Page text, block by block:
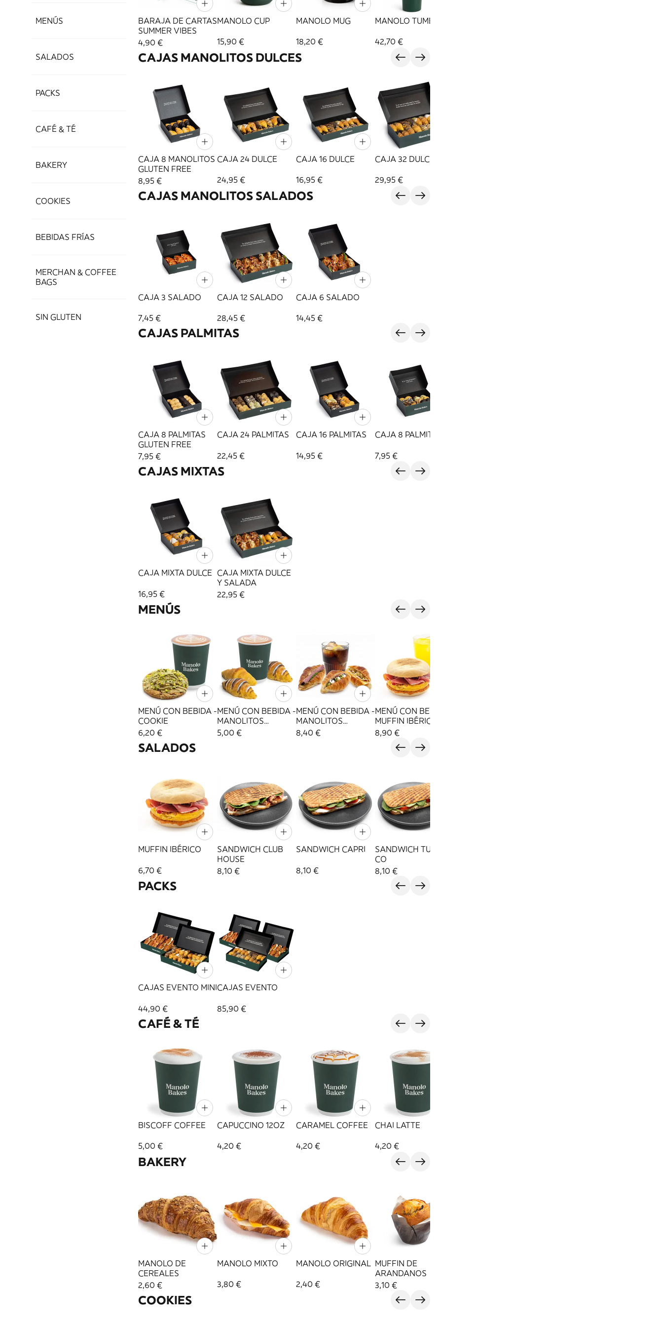
MENÚS
SALADOS
PACKS
CAFÉ & TÉ
BAKERY
COOKIES
BEBIDAS FRÍAS
MERCHAN & COFFEE
BAGS
SIN GLUTEN
BARAJA DE CARTAS
SUMMER VIBES
4,90 €
MANOLO CUP
15,90 €
MANOLO MUG
18,20 €
MANOLO TUMBLER
42,70 €
CAJAS MANOLITOS DULCES
CAJA 8 MANOLITOS
GLUTEN FREE
8,95 €
CAJA 24 DULCE
24,95 €
CAJA 16 DULCE
16,95 €
CAJA 32 DULCE
29,95 €
CAJAS MANOLITOS SALADOS
CAJA 3 SALADO
7,45 €
CAJA 12 SALADO
28,45 €
CAJA 6 SALADO
14,45 €
CAJAS PALMITAS
CAJA 8 PALMITAS
GLUTEN FREE
7,95 €
CAJA 24 PALMITAS
22,45 €
CAJA 16 PALMITAS
14,95 €
CAJA 8 PALMITAS
7,95 €
CAJAS MIXTAS
CAJA MIXTA DULCE
16,95 €
CAJA MIXTA DULCE
Y SALADA
22,95 €
MENÚS
MENÚ CON BEBIDA -
COOKIE
6,20 €
MENÚ CON BEBIDA -
MANOLITOS
DULCES
5,00 €
MENÚ CON BEBIDA -
MANOLITOS
SALADOS
8,40 €
MENÚ CON BEBIDA -
MUFFIN IBÉRICO
8,90 €
SALADOS
MUFFIN IBÉRICO
6,70 €
SANDWICH CLUB
HOUSE
8,10 €
SANDWICH CAPRI
8,10 €
SANDWICH TUNA &
CO
8,10 €
PACKS
CAJAS EVENTO MINI
44,90 €
CAJAS EVENTO
85,90 €
CAFÉ & TÉ
BISCOFF COFFEE
5,00 €
CAPUCCINO 12OZ
4,20 €
CARAMEL COFFEE
4,20 €
CHAI LATTE
4,20 €
BAKERY
MANOLO DE
CEREALES
2,60 €
MANOLO MIXTO
3,80 €
MANOLO ORIGINAL
2,40 €
MUFFIN DE
ARANDANOS
3,10 €
COOKIES